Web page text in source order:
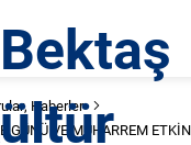
, Haberler
GÜNÜ VE MUHARREM